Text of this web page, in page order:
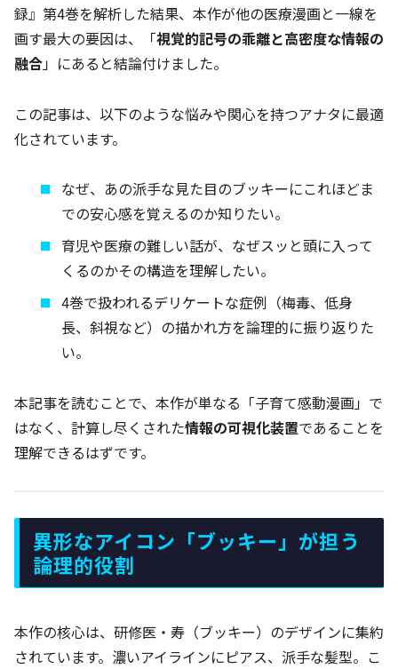
録』第4巻を解析した結果、本作が他の医療漫画と一線を
画す最大の要因は、「視覚的記号の乖離と高密度な情報の
融合」にあると結論付けました。
この記事は、以下のような悩みや関心を持つアナタに最適
化されています。
なぜ、あの派手な見た目のブッキーにこれほどま
での安心感を覚えるのか知りたい。
育児や医療の難しい話が、なぜスッと頭に入って
くるのかその構造を理解したい。
4巻で扱われるデリケートな症例（梅毒、低身
長、斜視など）の描かれ方を論理的に振り返りた
い。
本記事を読むことで、本作が単なる「子育て感動漫画」で
はなく、計算し尽くされた情報の可視化装置であることを
理解できるはずです。
異形なアイコン「ブッキー」が担う
論理的役割
本作の核心は、研修医・寿（ブッキー）のデザインに集約
されています。濃いアイラインにピアス、派手な髪型。こ